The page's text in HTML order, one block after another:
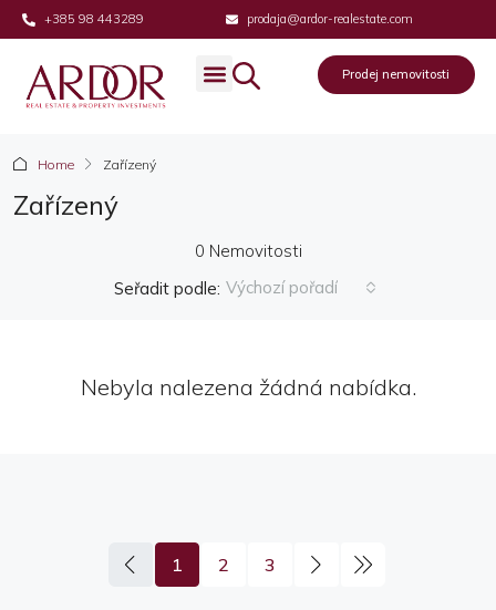
+385 98 443289 prodaja@ardor-realestate.com
Prodej nemovitosti
Home Zařízený
Zařízený
0 Nemovitosti
Seřadit podle: Výchozí pořadí
Nebyla nalezena žádná nabídka.
1 2 3